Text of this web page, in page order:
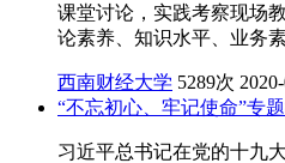
课堂讨论，实践考察现场
论素养、知识水平、业务
西南财经大学 5289次
“不忘初心、牢记使命”专
习近平总书记在党的十九